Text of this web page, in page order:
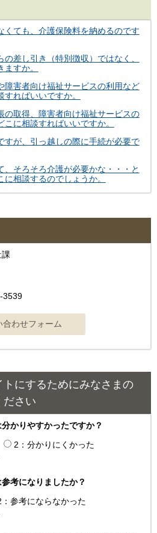
くても、介護保険料を納めるのです
差し引き（特別徴収）ではなく、
すか。
障害者向け福祉サービスの利用など
ればいいですか。
の取得、障害者向け福祉サービスの
に相談すればいいですか。
すが、引っ越しの際に手続が必要で
、そろそろ介護が必要かな・・・と
相談するのでしょうか。
課
3539
トにするためにみなさまの
ださい
かりやすかったですか？
2：分かりにくかった
考になりましたか？
：参考にならなかった